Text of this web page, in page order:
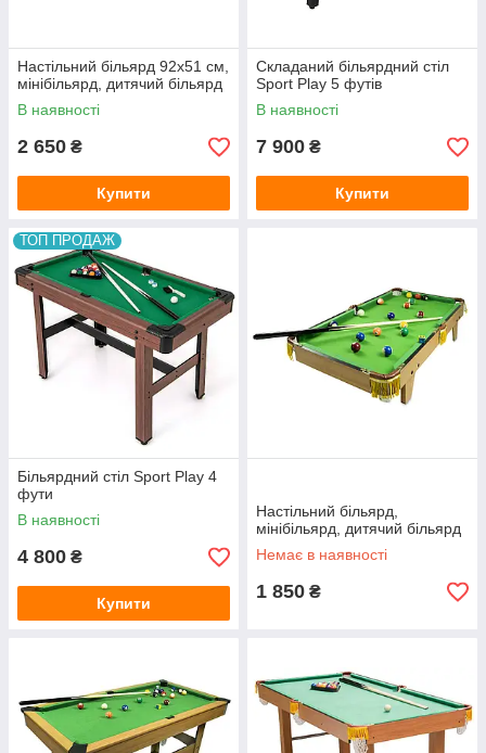
Настільний більярд 92х51 см,
мінібільярд, дитячий більярд
В наявності
2 650 ₴
Купити
Складаний більярдний стіл
Sport Play 5 футів
В наявності
7 900 ₴
Купити
ТОП ПРОДАЖ
Більярдний стіл Sport Play 4
фути
В наявності
4 800 ₴
Купити
Настільний більярд,
мінібільярд, дитячий більярд
Немає в наявності
1 850 ₴